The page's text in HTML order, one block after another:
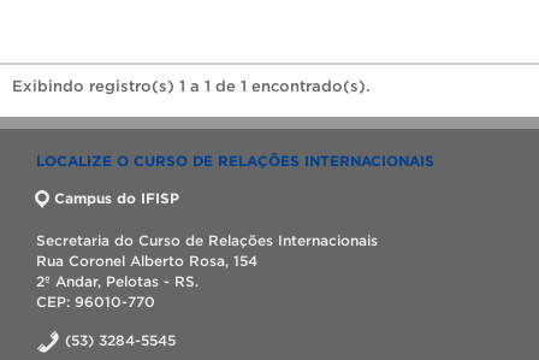
Exibindo registro(s) 1 a 1 de 1 encontrado(s).
LOCALIZE O CURSO DE RELAÇÕES INTERNACIONAIS
Campus do IFISP
Secretaria do Curso de Relações Internacionais
Rua Coronel Alberto Rosa, 154
2º Andar, Pelotas - RS.
CEP: 96010-770
(53) 3284-5545